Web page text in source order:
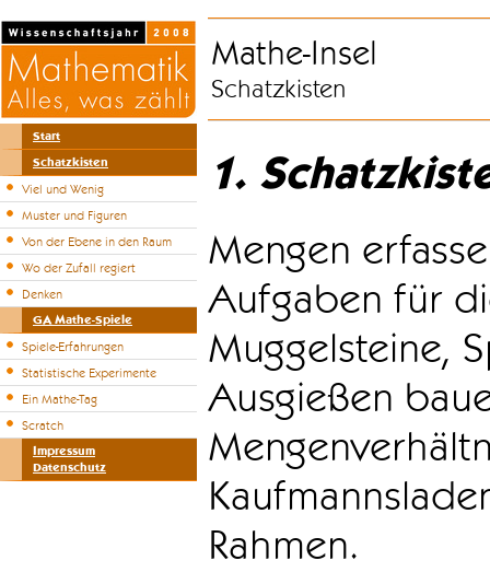
Start
Schatzkisten
Viel und Wenig
Muster und Figuren
Von der Ebene in den Raum
Wo der Zufall regiert
Denken
GA Mathe-Spiele
Spiele-Erfahrungen
Statistische Experimente
Ein Mathe-Tag
Scratch
Impressum
Datenschutz
Mathe-Insel
Schatzkisten
1.
Mengen
Aufgaben für
Muggelsteine,
Ausgießen
Rahmen.